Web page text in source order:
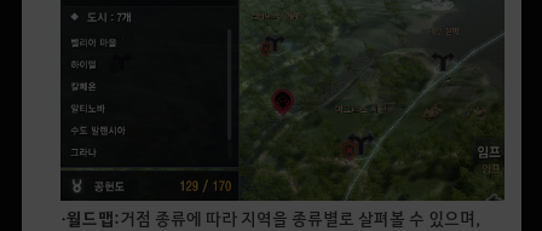
• 월드맵:거점 종류에 따라 지역을 종류별로 살펴볼 수 있으며,